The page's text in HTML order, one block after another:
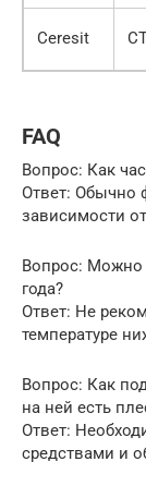
Ceresit
FAQ
Вопрос: Как
Ответ: Обычно
зависимости
Вопрос: Можно
года?
Ответ: Не
температуре
Вопрос: Как
на ней есть
Ответ:
средствами и